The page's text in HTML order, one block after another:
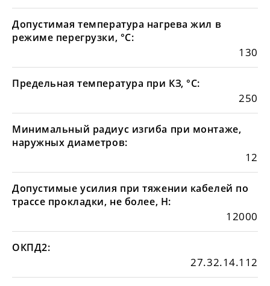
Допустимая температура нагрева жил в
режиме перегрузки, °С:
130
Предельная температура при КЗ, °С:
250
Минимальный радиус изгиба при монтаже,
наружных диаметров:
12
Допустимые усилия при тяжении кабелей по
трассе прокладки, не более, Н:
12000
ОКПД2:
27.32.14.112